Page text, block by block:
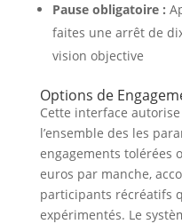
Pause obligatoire :
faites une arrêt de
vision objective
Options de
Cette interface
l’ensemble des les
engagements tolérées
euros par manche,
participants récréatifs
expérimentés. Le